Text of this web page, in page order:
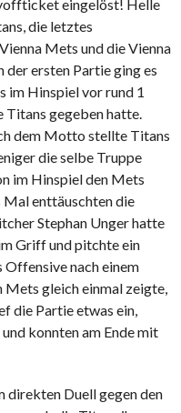
eingelöst! Helle
die letztes
Mets und die Vienna
ersten Partie ging es
im Hinspiel vor rund 1
Titans gegeben hatte.
dem Motto stellte Titans
die selbe Truppe
im Hinspiel den Mets
Mal enttäuschten die
Stephan Unger hatte
Griff und pitchte ein
nach einem
Mets gleich einmal zeigte,
die Partie etwas ein,
konnten am Ende mit
direkten Duell gegen den